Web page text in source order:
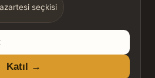
seçkisi
Katıl →